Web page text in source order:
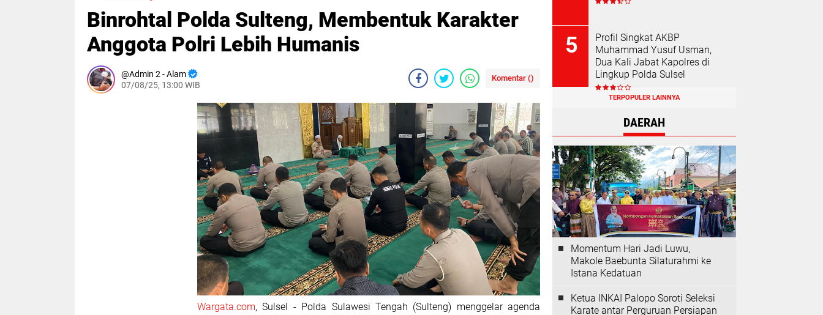
Binrohtal Polda Sulteng, Membentuk Karakter
Anggota Polri Lebih Humanis
Admin 2 - Alam
07/08/25, 13:00 WIB
Komentar ()
Wargata.com, Sulsel - Polda Sulawesi Tengah (Sulteng) menggelar agenda
Profil Singkat AKBP
Muhammad Yusuf Usman,
Dua Kali Jabat Kapolres di
Lingkup Polda Sulsel
TERPOPULER LAINNYA
DAERAH
Momentum Hari Jadi Luwu,
Makole Baebunta Silaturahmi ke
Istana Kedatuan
Ketua INKAI Palopo Soroti Seleksi
Karate antar Perguruan Persiapan